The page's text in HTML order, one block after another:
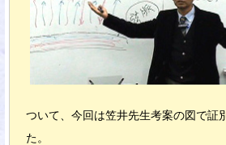
ついて、今回は笠井先生考案の図で証
た。